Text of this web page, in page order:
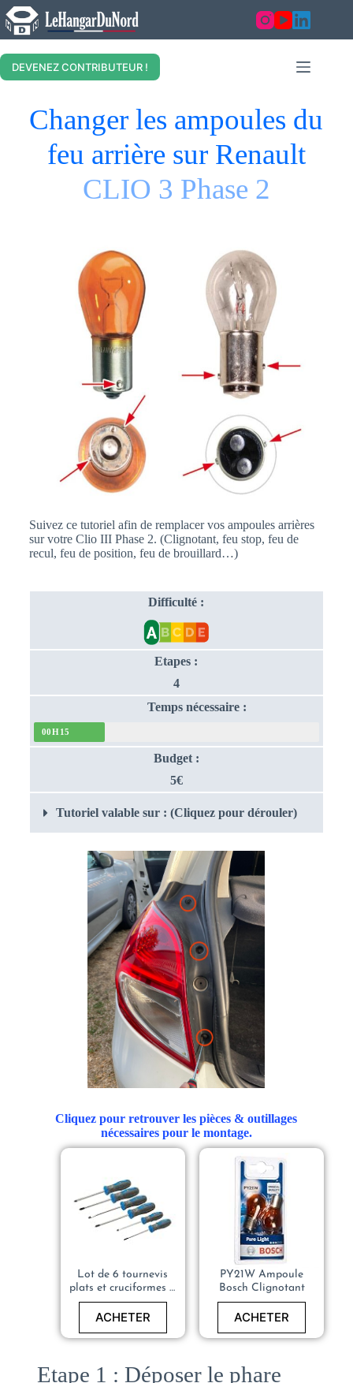
DEVENEZ CONTRIBUTEUR !
Changer les ampoules du
feu arrière sur Renault
CLIO 3 Phase 2
Suivez ce tutoriel afin de remplacer vos ampoules arrières
sur votre Clio III Phase 2. (Clignotant, feu stop, feu de
recul, feu de position, feu de brouillard…)
Difficulté :
Etapes :
4
Temps nécessaire :
00H15
Budget :
5€
Tutoriel valable sur : (Cliquez pour dérouler)
Cliquez pour retrouver les pièces & outillages
nécessaires pour le montage.
Lot de 6 tournevis
plats et cruciformes à
prise souple –
Silverline 546524
ACHETER
PY21W Ampoule
Bosch Clignotant
ACHETER
Etape 1 : Déposer le phare